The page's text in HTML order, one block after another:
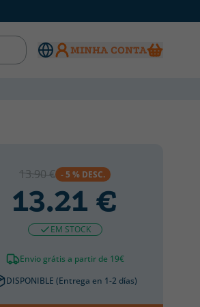
MINHA CONTA
13.90 € - 5 % DESC.
13.21 €
EM STOCK
Envio grátis a partir de 19€
DISPONIBLE (Entrega en 1-2 días)